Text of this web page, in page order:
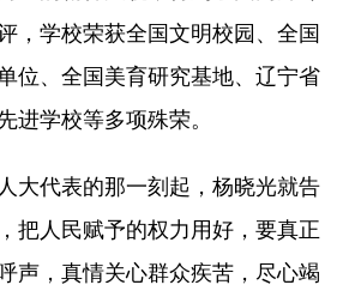
，学校荣获全国文明校园、全国
位、全国美育研究基地、辽宁省
进学校等多项殊荣。
代表的那一刻起，杨晓光就告
把人民赋予的权力用好，要真正
声，真情关心群众疾苦，尽心竭